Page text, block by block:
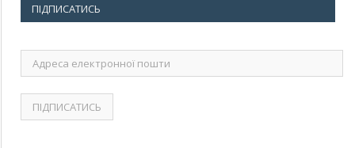
ПІДПИСАТИСЬ
Адреса
електронної